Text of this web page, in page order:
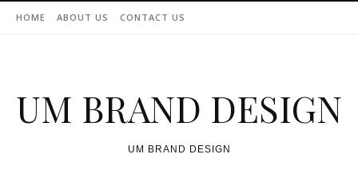
HOME ABOUT US CONTACT US
UM BRAND DESIGN
UM BRAND DESIGN